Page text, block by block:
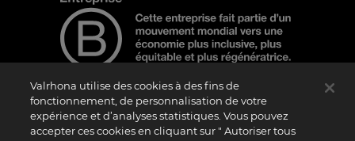
Note d'information
Valrhona utilise des cookies à des fins de
fonctionnement, de personnalisation de votre
expérience et d’analyses statistiques. Vous pouvez
accepter ces cookies en cliquant sur " Autoriser tous